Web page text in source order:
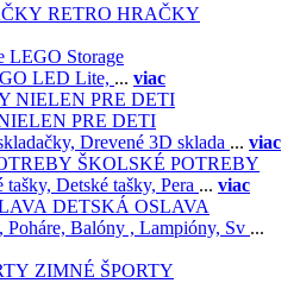
RETRO HRAČKY
LEGO Storage
LED Lite, ... viac
PRE DETI
Drevené 3D sklada ... viac
ŠKOLSKÉ POTREBY
tašky, Detské tašky, Pera ... viac
DETSKÁ OSLAVA
Poháre, Balóny , Lampióny, Sv ...
ZIMNÉ ŠPORTY